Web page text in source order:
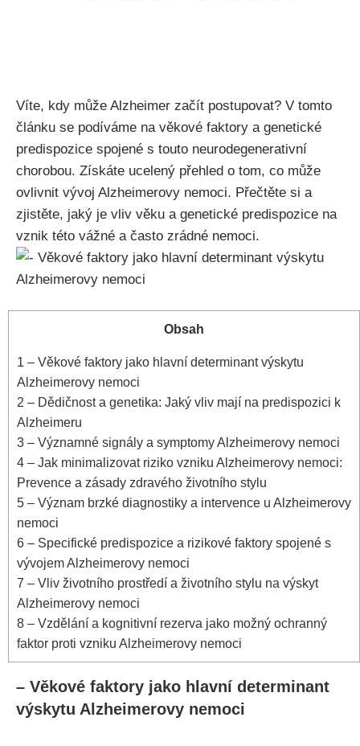
Víte, kdy může Alzheimer začít postupovat? V tomto
článku se podíváme na věkové faktory a genetické
predispozice spojené s touto neurodegenerativní
chorobou. Získáte ucelený přehled o tom, co může
ovlivnit vývoj Alzheimerovy nemoci. Přečtěte si a
zjistěte, jaký je vliv věku a genetické predispozice na
vznik této vážné a často zrádné nemoci.
Obsah
1 – Věkové faktory jako hlavní determinant výskytu
Alzheimerovy nemoci
2 – Dědičnost a genetika: Jaký vliv mají na predispozici k
Alzheimeru
3 – Významné signály a symptomy Alzheimerovy nemoci
4 – Jak minimalizovat riziko vzniku Alzheimerovy nemoci:
Prevence a zásady zdravého životního stylu
5 – Význam brzké diagnostiky a intervence u Alzheimerovy
nemoci
6 – Specifické predispozice a rizikové faktory spojené s
vývojem Alzheimerovy nemoci
7 – Vliv životního prostředí a životního stylu na výskyt
Alzheimerovy nemoci
8 – Vzdělání a kognitivní rezerva jako možný ochranný
faktor proti vzniku Alzheimerovy nemoci
– Věkové faktory jako hlavní determinant
výskytu Alzheimerovy nemoci